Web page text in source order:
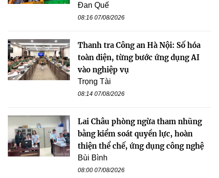
Đan Quế
08:16 07/08/2026
Thanh tra Công an Hà Nội: Số hóa
toàn diện, từng bước ứng dụng AI
vào nghiệp vụ
Trọng Tài
08:14 07/08/2026
Lai Châu phòng ngừa tham nhũng
bằng kiểm soát quyền lực, hoàn
thiện thể chế, ứng dụng công nghệ
Bùi Bình
08:00 07/08/2026